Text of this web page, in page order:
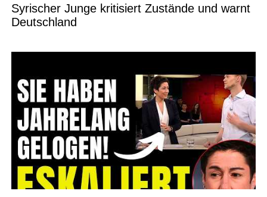
Syrischer Junge kritisiert Zustände und warnt
Deutschland